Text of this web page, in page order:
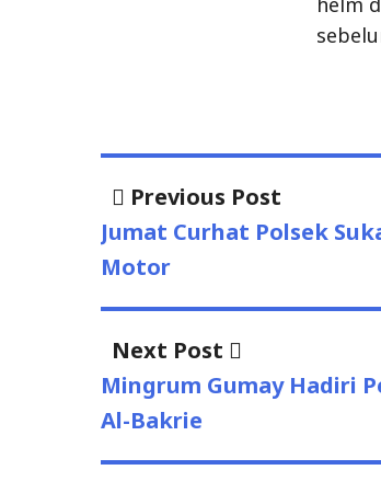
post:
Jumat Curhat Polsek
Al-Bakrie
Uncategorized